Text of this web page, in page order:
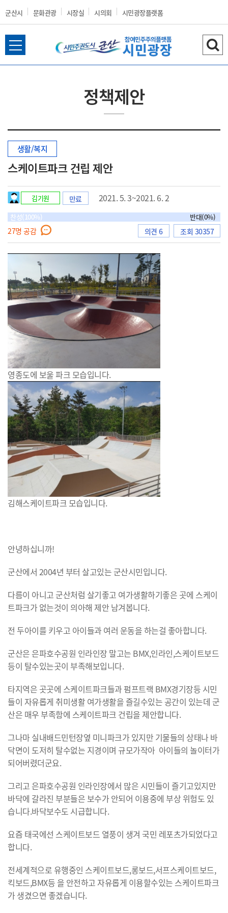
군산시 문화관광 시장실 시의회 시민광장플랫폼
군
시
홈
로
이
동
전
체
검
색
정책제안
생활/복지
스케이트파크 건립 제안
김기원 만료 2021. 5. 3~2021. 6. 2
찬성(100%) 반대(0%)
27명 공감 의견 6 조회 30357
영종도에 보울 파크 모습입니다.
김해스케이트파크 모습입니다.
안녕하십니까!
군산에서 2004년 부터 살고있는 군산시민입니다.
다름이 아니고 군산처럼 살기좋고 여가생활하기좋은 곳에 스케이
트파크가 없는것이 의아해 제안 남겨봅니다.
전 두아이를 키우고 아이들과 여러 운동을 하는걸 좋아합니다.
군산은 은파호수공원 인라인장 말고는 BMX,인라인,스케이트보드
등이 탈수있는곳이 부족해보입니다.
타지역은 곳곳에 스케이트파크들과 펌프트랙 BMX경기장등 시민
들이 자유롭게 취미생활 여가생활을 즐길수있는 공간이 있는데 군
산은 매우 부족함에 스케이트파크 건립을 제안합니다.
그나마 실내배드민턴장옆 미니파크가 있지만 기물들의 상태나 바
닥면이 도저히 탈수없는 지경이며 규모가작아 아이들의 놀이터가
되어버렸더군요.
그리고 은파호수공원 인라인장에서 많은 시민들이 즐기고있지만
바닥에 갈라진 부분들은 보수가 안되어 이용중에 부상 위험도 있
습니다.바닥보수도 시급합니다.
요즘 태국에선 스케이트보드 열풍이 생겨 국민 레포츠가되었다고
합니다.
전세계적으로 유행중인 스케이트보드,롱보드,서프스케이트보드,
킥보드,BMX등 을 안전하고 자유롭게 이용할수있는 스케이트파크
가 생겼으면 좋겠습니다.